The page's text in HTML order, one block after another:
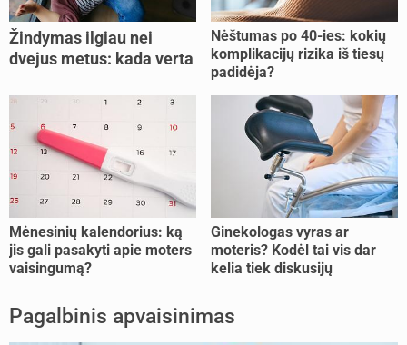
Žindymas ilgiau nei
dvejus metus: kada verta
nujunkyti?
Nėštumas po 40-ies: kokių
komplikacijų rizika iš tiesų
padidėja?
Mėnesinių kalendorius: ką
jis gali pasakyti apie moters
vaisingumą?
Ginekologas vyras ar
moteris? Kodėl tai vis dar
kelia tiek diskusijų
Pagalbinis apvaisinimas